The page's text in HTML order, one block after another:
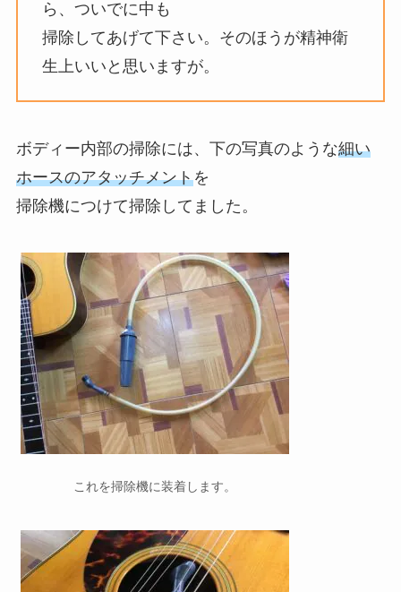
ら、ついでに中も
掃除してあげて下さい。そのほうが精神衛
生上いいと思いますが。
ボディー内部の掃除には、下の写真のような細い
ホースのアタッチメントを
掃除機につけて掃除してました。
これを掃除機に装着します。